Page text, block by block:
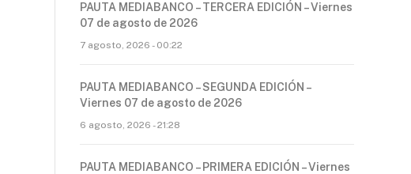
PAUTA MEDIABANCO – TERCERA EDICIÓN – Viernes
07 de agosto de 2026
7 agosto, 2026 - 00:22
PAUTA MEDIABANCO – SEGUNDA EDICIÓN –
Viernes 07 de agosto de 2026
6 agosto, 2026 - 21:28
PAUTA MEDIABANCO – PRIMERA EDICIÓN – Viernes